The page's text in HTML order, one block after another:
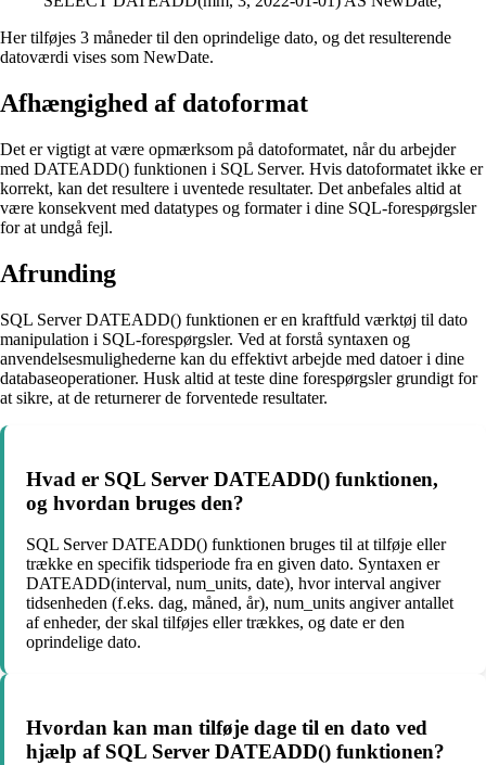
Her tilføjes 3 måneder til den oprindelige dato, og det resulterende
datoværdi vises som NewDate.
Afhængighed af datoformat
Det er vigtigt at være opmærksom på datoformatet, når du arbejder
med DATEADD() funktionen i SQL Server. Hvis datoformatet ikke er
korrekt, kan det resultere i uventede resultater. Det anbefales altid at
være konsekvent med datatypes og formater i dine SQL-forespørgsler
for at undgå fejl.
Afrunding
SQL Server DATEADD() funktionen er en kraftfuld værktøj til dato
manipulation i SQL-forespørgsler. Ved at forstå syntaxen og
anvendelsesmulighederne kan du effektivt arbejde med datoer i dine
databaseoperationer. Husk altid at teste dine forespørgsler grundigt for
at sikre, at de returnerer de forventede resultater.
Hvad er SQL Server DATEADD() funktionen,
og hvordan bruges den?
SQL Server DATEADD() funktionen bruges til at tilføje eller
trække en specifik tidsperiode fra en given dato. Syntaxen er
DATEADD(interval, num_units, date), hvor interval angiver
tidsenheden (f.eks. dag, måned, år), num_units angiver antallet
af enheder, der skal tilføjes eller trækkes, og date er den
oprindelige dato.
Hvordan kan man tilføje dage til en dato ved
hjælp af SQL Server DATEADD() funktionen?